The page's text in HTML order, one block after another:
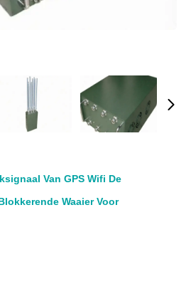
Van GPS Wifi De
Waaier Voor